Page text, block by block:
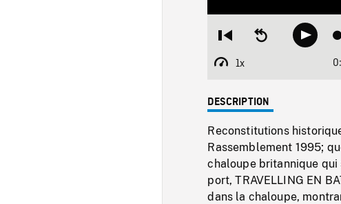
Restart
beginning
Seek
backwardPlay
1x
Playback
DESCRIPTION
Reconstitutions
Rassemblement 1995;
chaloupe britannique qui
port, TRAVELLING EN
dans la chaloupe,